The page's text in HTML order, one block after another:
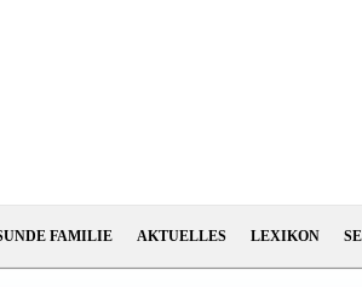
FAMILIE AKTUELLES LEXIKON